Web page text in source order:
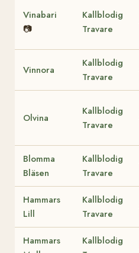
Vinabari
📷
Kallblodig
Travare
Vinnora
Kallblodig
Travare
Olvina
Kallblodig
Travare
Blomma
Bläsen
Kallblodig
Travare
Hammars
Lill
Kallblodig
Travare
Hammars
Kallblodig